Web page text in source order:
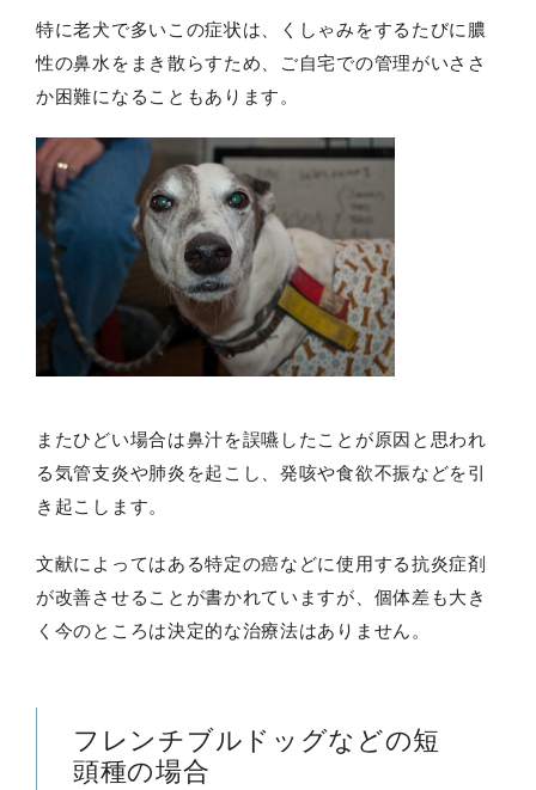
特に老犬で多いこの症状は、くしゃみをするたびに膿
性の鼻水をまき散らすため、ご自宅での管理がいささ
か困難になることもあります。
またひどい場合は鼻汁を誤嚥したことが原因と思われ
る気管支炎や肺炎を起こし、発咳や食欲不振などを引
き起こします。
文献によってはある特定の癌などに使用する抗炎症剤
が改善させることが書かれていますが、個体差も大き
く今のところは決定的な治療法はありません。
フレンチブルドッグなどの短
頭種の場合